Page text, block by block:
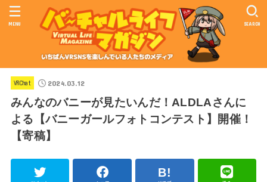
SEARCH
MENU
VRChat 2024.03.12
みんなのバニーが見たいんだ！ALDLAさんに
よる【バニーガールフォトコンテスト】開催！
【寄稿】